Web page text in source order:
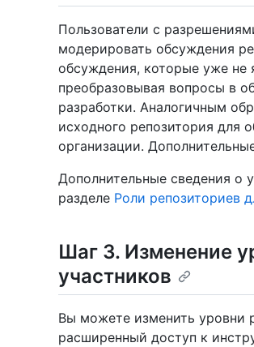
Пользователи с
модерировать обсуждения
обсуждения, которые уже не
преобразовывая вопросы в
разработки. Аналогичным
исходного репозитория для
организации.
Дополнительные сведения о
разделе Роли репозиториев
Шаг 3. Изменение
участников
Вы можете изменить уровни
расширенный доступ к